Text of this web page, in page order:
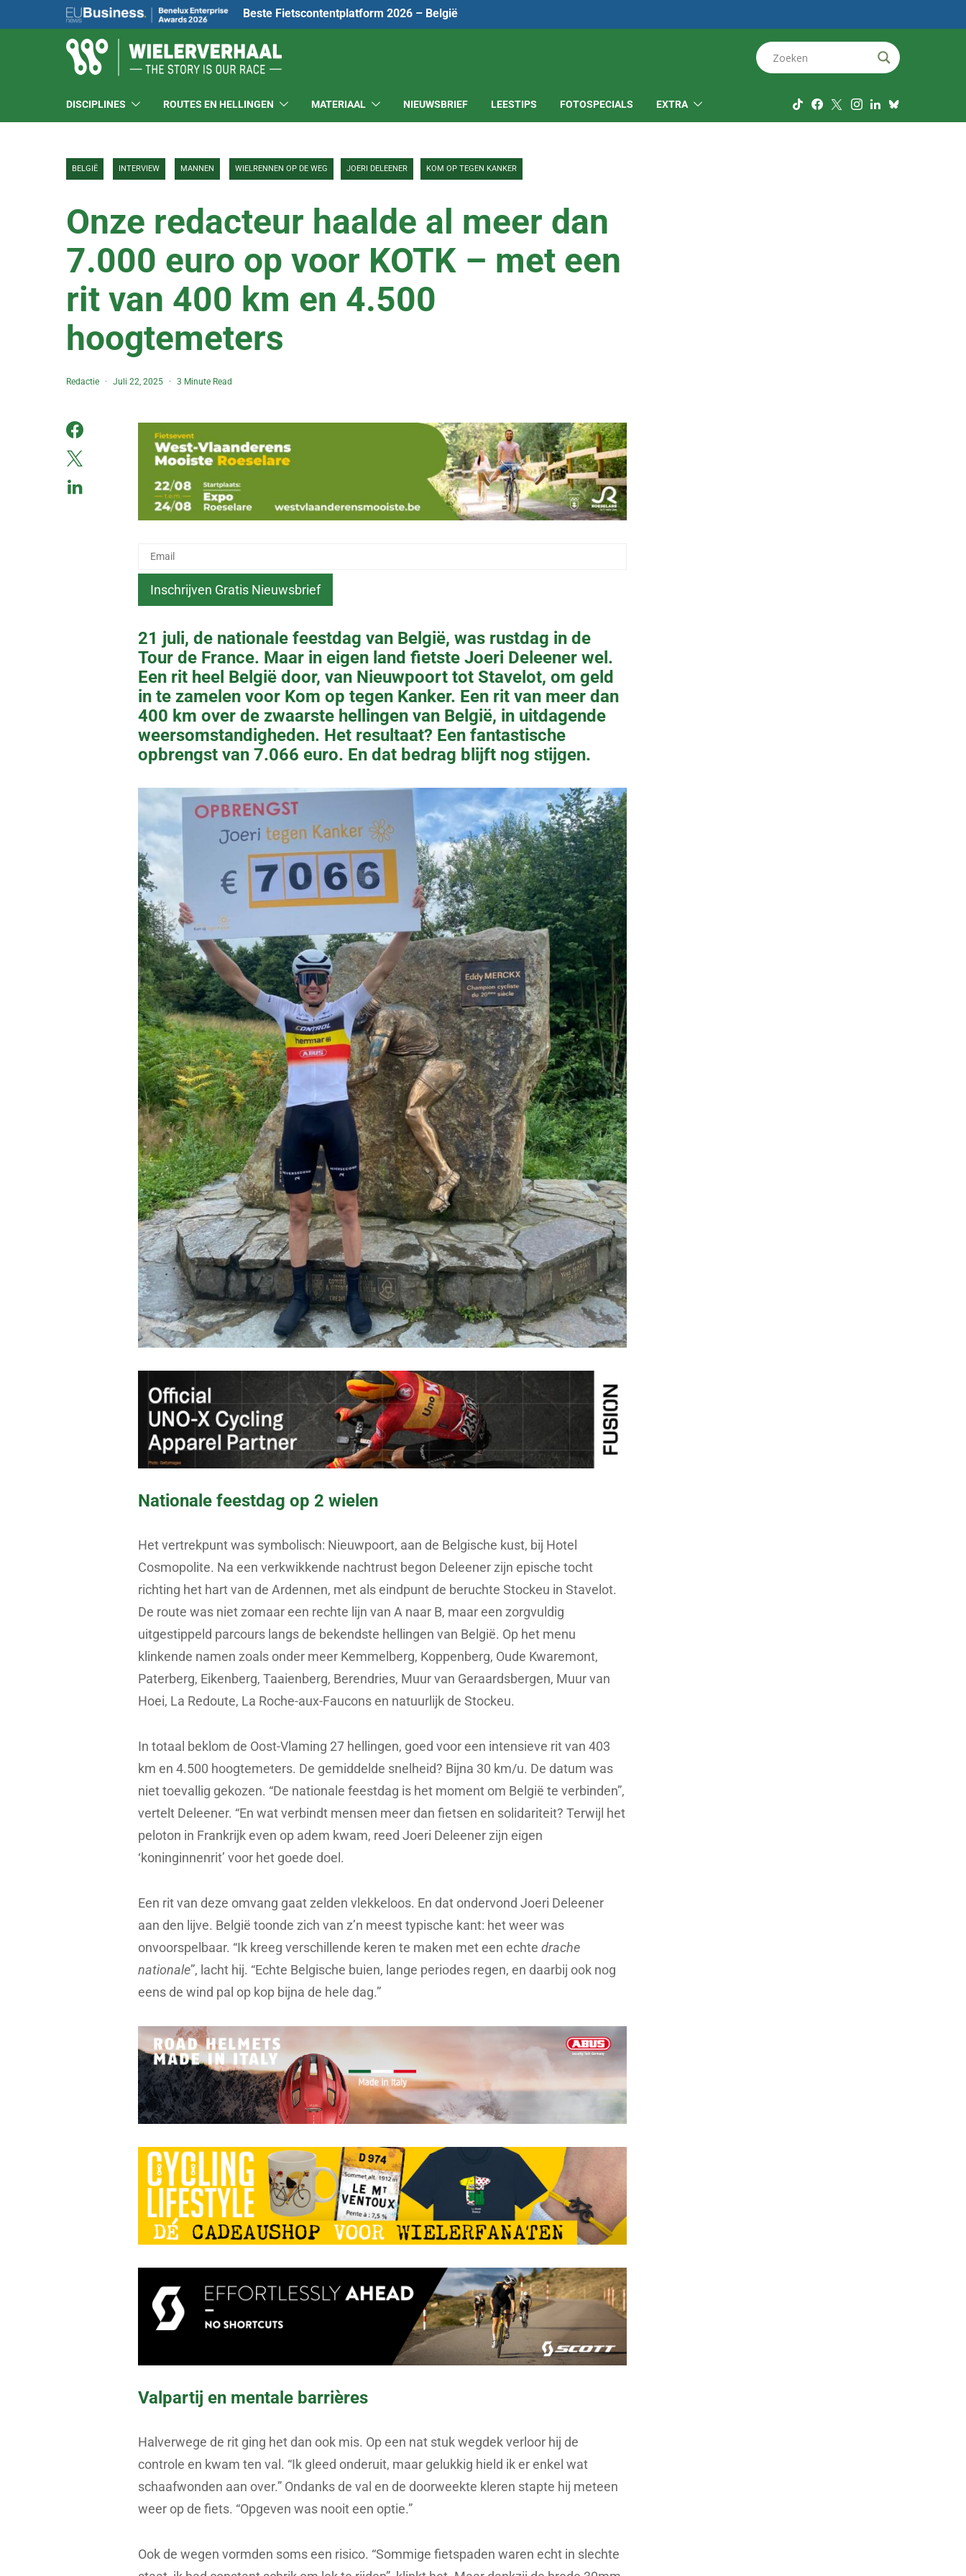
Beste Fietscontentplatform 2026 – België
DISCIPLINES ROUTES EN HELLINGEN MATERIAAL NIEUWSBRIEF LEESTIPS FOTOSPECIALS EXTRA
BELGIË INTERVIEW MANNEN WIELRENNEN OP DE WEG JOERI DELEENER KOM OP TEGEN KANKER
Onze redacteur haalde al meer dan
7.000 euro op voor KOTK – met een
rit van 400 km en 4.500
hoogtemeters
Redactie Juli 22, 2025 3 Minute Read
21 juli, de nationale feestdag van België, was rustdag in de
Tour de France. Maar in eigen land fietste Joeri Deleener wel.
Een rit heel België door, van Nieuwpoort tot Stavelot, om geld
in te zamelen voor Kom op tegen Kanker. Een rit van meer dan
400 km over de zwaarste hellingen van België, in uitdagende
weersomstandigheden. Het resultaat? Een fantastische
opbrengst van 7.066 euro. En dat bedrag blijft nog stijgen.
Nationale feestdag op 2 wielen
Het vertrekpunt was symbolisch: Nieuwpoort, aan de Belgische kust, bij Hotel
Cosmopolite. Na een verkwikkende nachtrust begon Deleener zijn epische tocht
richting het hart van de Ardennen, met als eindpunt de beruchte Stockeu in Stavelot.
De route was niet zomaar een rechte lijn van A naar B, maar een zorgvuldig
uitgestippeld parcours langs de bekendste hellingen van België. Op het menu
klinkende namen zoals onder meer Kemmelberg, Koppenberg, Oude Kwaremont,
Paterberg, Eikenberg, Taaienberg, Berendries, Muur van Geraardsbergen, Muur van
Hoei, La Redoute, La Roche-aux-Faucons en natuurlijk de Stockeu.
In totaal beklom de Oost-Vlaming 27 hellingen, goed voor een intensieve rit van 403
km en 4.500 hoogtemeters. De gemiddelde snelheid? Bijna 30 km/u. De datum was
niet toevallig gekozen. “De nationale feestdag is het moment om België te verbinden”,
vertelt Deleener. “En wat verbindt mensen meer dan fietsen en solidariteit? Terwijl het
peloton in Frankrijk even op adem kwam, reed Joeri Deleener zijn eigen
‘koninginnenrit’ voor het goede doel.
Een rit van deze omvang gaat zelden vlekkeloos. En dat ondervond Joeri Deleener
aan den lijve. België toonde zich van z’n meest typische kant: het weer was
onvoorspelbaar. “Ik kreeg verschillende keren te maken met een echte drache
nationale”, lacht hij. “Echte Belgische buien, lange periodes regen, en daarbij ook nog
eens de wind pal op kop bijna de hele dag.”
Valpartij en mentale barrières
Halverwege de rit ging het dan ook mis. Op een nat stuk wegdek verloor hij de
controle en kwam ten val. “Ik gleed onderuit, maar gelukkig hield ik er enkel wat
schaafwonden aan over.” Ondanks de val en de doorweekte kleren stapte hij meteen
weer op de fiets. “Opgeven was nooit een optie.”
Ook de wegen vormden soms een risico. “Sommige fietspaden waren echt in slechte